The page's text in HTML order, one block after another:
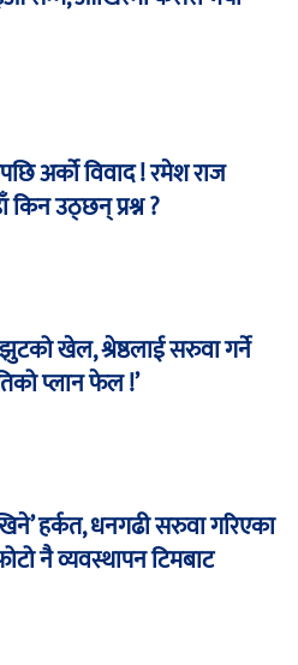
अर्को विवाद ! रमेश राज
किन उठ्छन् प्रश्न ?
खेल, श्रेष्ठलाई सरुवा गर्ने
प्लान फेल !’
हर्कत, धनगढी सरुवा गरिएका
नै व्यवस्थापन टिमबाट